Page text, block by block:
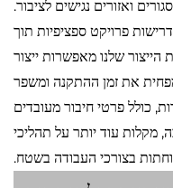
ואזורים נגישים לציבור.
פרויקט ספציפיות תוך
הייצור שלנו מאפשרות ייצור
את זמן ההתקנה ומשפר
כולל פרטי חיבור מעובדים
מקלות עוד יותר על תהליכי
בצורכי העבודה בשטח.